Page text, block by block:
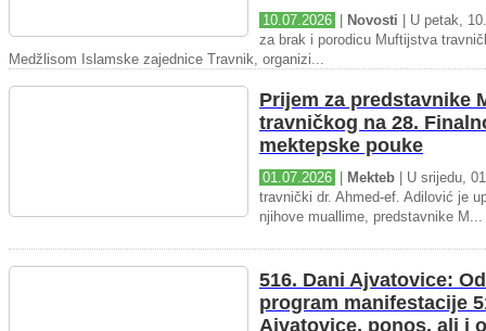
10.07.2026 Novosti | U petak,
za brak i porodicu Muftijstva
Medžlisom Islamske zajednice Travnik, organizi...
Prijem za predstavnike
travničkog na 28.
mektepske pouke
01.07.2026 Mekteb | U srijedu,
travnički dr. Ahmed-ef. Adilović je
njihove muallime, predstavnike M...
516. Dani Ajvatovice:
program manifestacije
Ajvatovice, ponos, ali i